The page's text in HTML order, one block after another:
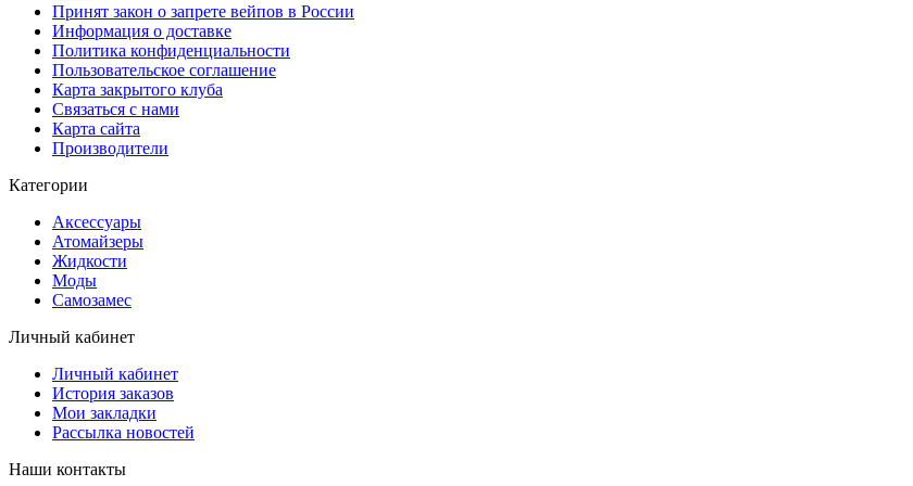
Принят закон о запрете вейпов в России
Информация о доставке
Политика конфиденциальности
Пользовательское соглашение
Карта закрытого клуба
Связаться с нами
Карта сайта
Производители
Категории
Аксессуары
Атомайзеры
Жидкости
Моды
Самозамес
Личный кабинет
Личный кабинет
История заказов
Мои закладки
Рассылка новостей
Наши контакты